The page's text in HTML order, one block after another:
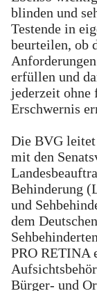
blinden und
Testende in
beurteilen, ob
erfüllen und
jederzeit ohne
Erschwernis
Die BVG leitet
mit den
Behinderung
und
dem
PRO RETINA
Bürger- und